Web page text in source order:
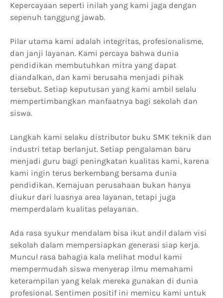
Kepercayaan seperti inilah yang kami jaga dengan
sepenuh tanggung jawab.
Pilar utama kami adalah integritas, profesionalisme,
dan janji layanan. Kami percaya bahwa dunia
pendidikan membutuhkan mitra yang dapat
diandalkan, dan kami berusaha menjadi pihak
tersebut. Setiap keputusan yang kami ambil selalu
mempertimbangkan manfaatnya bagi sekolah dan
siswa.
Langkah kami selaku distributor buku SMK teknik dan
industri tetap berlanjut. Setiap pengalaman baru
menjadi guru bagi peningkatan kualitas kami, karena
kami ingin terus berkembang bersama dunia
pendidikan. Kemajuan perusahaan bukan hanya
diukur dari luasnya area layanan, tetapi juga
memperdalam kualitas pelayanan.
Ada rasa syukur mendalam bisa ikut andil dalam visi
sekolah dalam mempersiapkan generasi siap kerja.
Muncul rasa bahagia kala melihat modul kami
mempermudah siswa menyerap ilmu memahami
keterampilan yang kelak mereka gunakan di dunia
profesional. Sentimen positif ini memicu kami untuk